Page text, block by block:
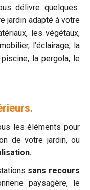
délivre quelques
jardin adapté à votre
les végétaux,
l’éclairage, la
la pergola, le
les éléments pour
de votre jardin, ou
sans recours
paysagère, le